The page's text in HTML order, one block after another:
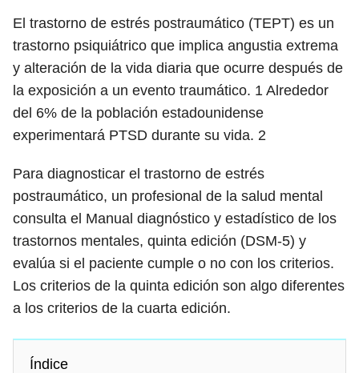
El trastorno de estrés postraumático (TEPT) es un
trastorno psiquiátrico que implica angustia extrema
y alteración de la vida diaria que ocurre después de
la exposición a un evento traumático. 1 Alrededor
del 6% de la población estadounidense
experimentará PTSD durante su vida. 2
Para diagnosticar el trastorno de estrés
postraumático, un profesional de la salud mental
consulta el Manual diagnóstico y estadístico de los
trastornos mentales, quinta edición (DSM-5) y
evalúa si el paciente cumple o no con los criterios.
Los criterios de la quinta edición son algo diferentes
a los criterios de la cuarta edición.
Índice